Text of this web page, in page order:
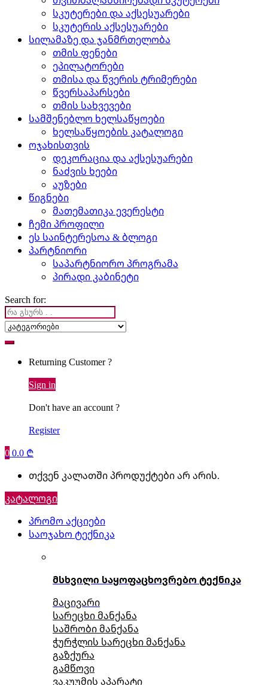
სკუტერები და აქსესუარები
სკუტერის აქსესუარები
სილამაზე და ჯანმრთელობა
თმის ფენები
ეპილატორები
თმისა და წვერის ტრიმერები
წვერსაპარსები
თმის სახვევები
სამშენებლო ხელსაწყოები
ხელსაწყოების კატალოგი
ოჯახისთვის
დეკორაცია და აქსესუარები
ნაძვის ხეები
აუზები
წიგნები
მათემათიკა ევერესტი
ჩემი პროფილი
ეს საინტერესოა & ბლოგი
პარტნიორი
საპარტნიორო პროგრამა
პირადი კაბინეტი
Search for:
Returning Customer ?
Sign in
Don't have an account ?
Register
00.0 ₾
თქვენ კალათში პროდუქტები არ არის.
კატალოგი
პრომო აქციები
საოჯახო ტექნიკა
მსხვილი საყოფაცხოვრებო ტექნიკა
მაცივარი
სარეცხი მანქანა
საშრობი მანქანა
ჭურჭლის სარეცხი მანქანა
გაზქურა
გამწოვი
ვაკუუმის აპარატი